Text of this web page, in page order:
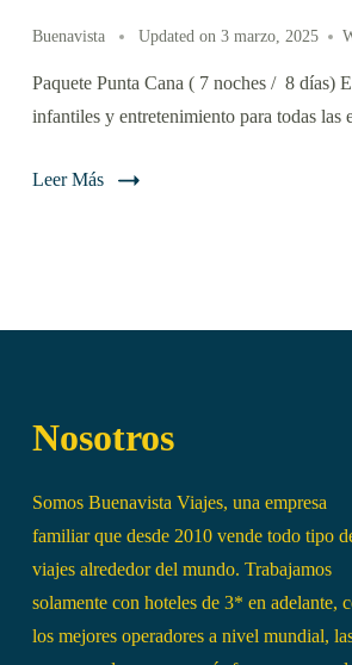
Buenavista Updated on 3 marzo, 2025
Paquete Punta Cana ( 7 noches / 8 días)
infantiles y entretenimiento para todas
Leer Más
Nosotros
Somos Buenavista Viajes, una empresa
familiar que desde 2010 vende todo tipo
viajes alrededor del mundo. Trabajamos
solamente con hoteles de 3* en adelante,
los mejores operadores a nivel mundial,